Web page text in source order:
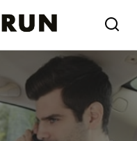
podróży w 10